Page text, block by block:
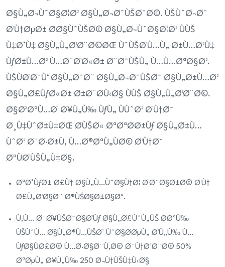
Ø§Ù„Ø¬ÙˆØ§Ø¦Ø² Ø§Ù„Ø¬Ø¯ÙŠØ¯Ø©. ÙŠÙˆØ¬Ø¯
Ø¹Ù†ØµØ± Ø­Ø§ÙˆÙŠØ© Ø§Ù„Ø¬ÙˆØ§Ø¦Ø² ÙÙŠ
Ù‡Ø°Ù‡ Ø§Ù„Ù„Ø¹Ø¨Ø©ØŒ ÙˆÙŠØ¹Ù…Ù„ Ø±Ù…Ø²Ù‡
ÙƒØ±Ù…Ø² Ù…Ø¨Ø¹Ø«Ø± Ø¨Ø¯ÙŠÙ„ Ù…Ù…ØªØ§Ø².
ÙŠÙØ¹Ø¯Ù‘ Ø§Ù„Ø¯Ø¨ Ø§Ù„Ø¬Ø¯ÙŠØ¯ Ø§Ù„Ø±Ù…Ø²
Ø§Ù„Ø£ÙƒØ«Ø± Ø±Ø¨Ø­Ù‹Ø§ ÙÙŠ Ø§Ù„Ù„Ø¹Ø¨Ø©.
Ø§Ø³ØªÙ…Ø¹ Ø¥Ù„Ù‰ ÙƒÙ„ ÙÙˆØ² Ø¹Ù†Ø¯
Ø¸Ù‡ÙˆØ±Ù‡ØŒ Ø­ÙŠØ« ØªØªØ­Ø±Ùƒ Ø§Ù„Ø±Ù…
ÙˆØ² Ø¨Ø·Ø±Ù‚ Ù…Ø®ØªÙ„ÙØ© Ø¹Ù†Ø¯
ØªÙØ¹ÙŠÙ„Ù‡Ø§.
ØªØ°ÙƒØ± Ø£Ù† Ø§Ù„Ù…ÙˆØ§Ù†Ø¦ Ø¹Ø¨Ø§Ø±Ø© Ø¹Ù†
Ø£Ù„Ø¹Ø§Ø¨ Ø®ÙŠØ§Ø±Ø§Øª.
Ù‚Ù… Ø¨Ø¥ÙŠØ¯Ø§Ø¹Ùƒ Ø§Ù„Ø£ÙˆÙ„ÙŠ Ø­ØªÙ‰
ÙŠÙˆÙ… Ø§Ù„Ø®Ù…ÙŠØ³ ÙˆØ§Ø­ØµÙ„ Ø¹Ù„Ù‰ Ù…
ÙƒØ§ÙØ£Ø© Ù…Ø·Ø§Ø¨Ù‚Ø© Ø¨Ù†Ø³Ø¨Ø© 50%
ØªØµÙ„ Ø¥Ù„Ù‰ 250 Ø¬Ù†ÙŠÙ‡Ù‹Ø§